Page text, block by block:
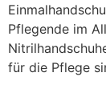
Pflegende im
für die Pflege